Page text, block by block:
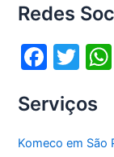
Redes
F
c
e
T
itt
er
Serviços
Komeco em São